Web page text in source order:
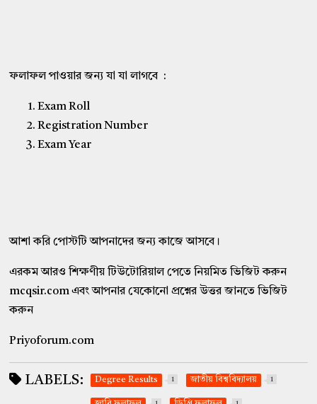
ফলাফল পাওয়ার জন্য যা যা লাগবে :
Exam Roll
Registration Number
Exam Year
আশা করি পোস্টটি আপনাদের জন্য কাজে আসবে।
এরকম আরও শিক্ষণীয় টিউটোরিয়াল পেতে নিয়মিত ভিজিট করুন
mcqsir.com এবং আপনার যেকোনো প্রশ্নের উত্তর জানতে ভিজিট
করুন
Priyoforum.com
LABELS: Degree Results 1 জাতীয় বিশ্ববিদ্যালয় 1